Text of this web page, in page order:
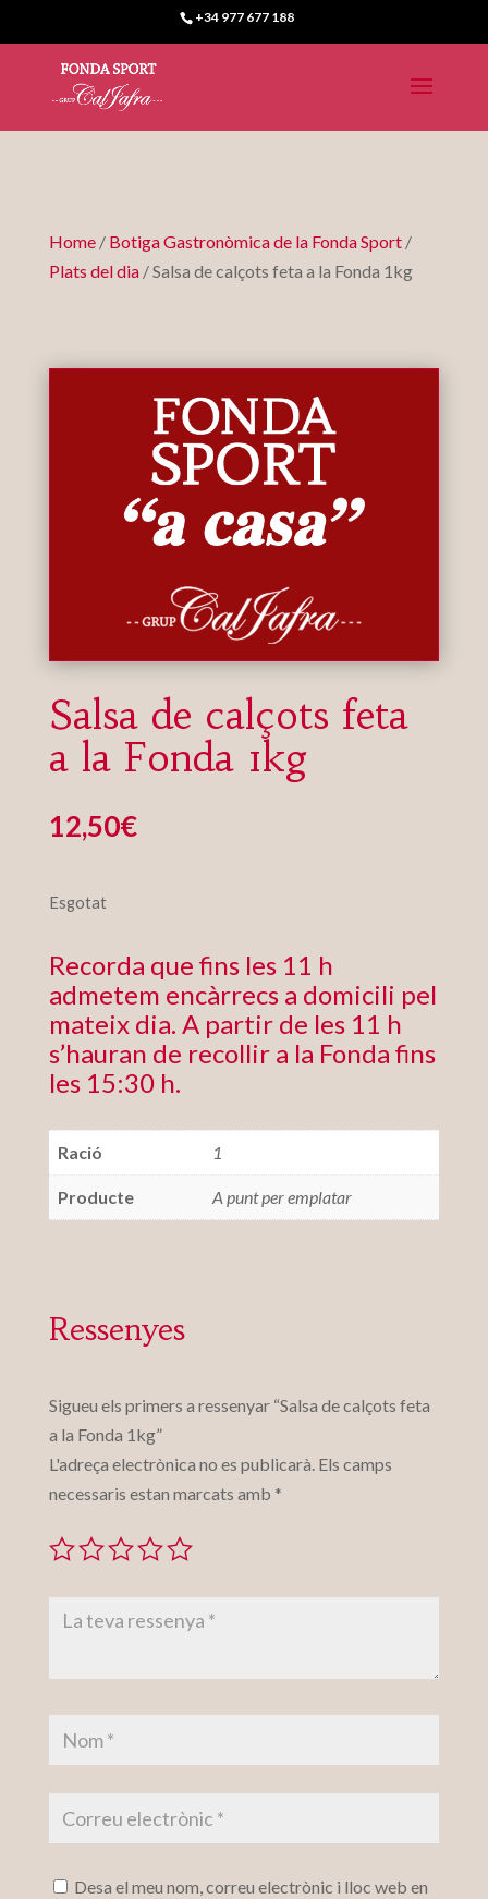
+34 977 677 188
Home/ Botiga Gastronòmica de la Fonda Sport/
Plats del dia/ Salsa de calçots feta a la Fonda 1kg
Salsa de calçots feta
a la Fonda 1kg
12,50€
Esgotat
Recorda que fins les 11 h
admetem encàrrecs a domicili pel
mateix dia. A partir de les 11 h
s’hauran de recollir a la Fonda fins
les 15:30 h.
Ració 1
Producte A punt per emplatar
Ressenyes
Sigueu els primers a ressenyar “Salsa de calçots feta
a la Fonda 1kg”
L'adreça electrònica no es publicarà. Els camps
necessaris estan marcats amb *
Desa el meu nom, correu electrònic i lloc web en